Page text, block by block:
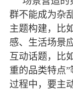
群不能成为杂
主题构建，比
感、生活场景
互动话题，比
重的品类特点
过程中，要主